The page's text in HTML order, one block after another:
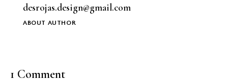
desrojas.design@gmail.com
ABOUT AUTHOR
1 Comment